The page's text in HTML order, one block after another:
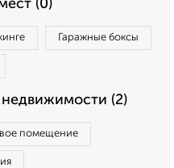
(0)
Гаражные боксы
(2)
помещение